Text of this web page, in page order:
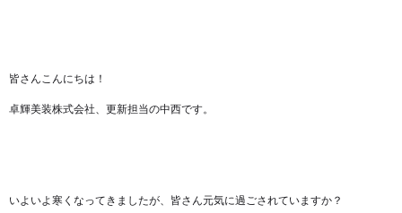
皆さんこんにちは！
卓輝美装株式会社、更新担当の中西です。
いよいよ寒くなってきましたが、皆さん元気に過ごされていますか？